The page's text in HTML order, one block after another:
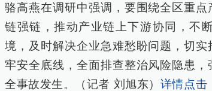
骆高燕在调研中强调，要围绕全区重
链强链，推动产业链上下游协同，不
境，及时解决企业急难愁盼问题，切
牢安全底线，全面排查整治风险隐患
全事故发生。（记者 刘旭东） 详情点击